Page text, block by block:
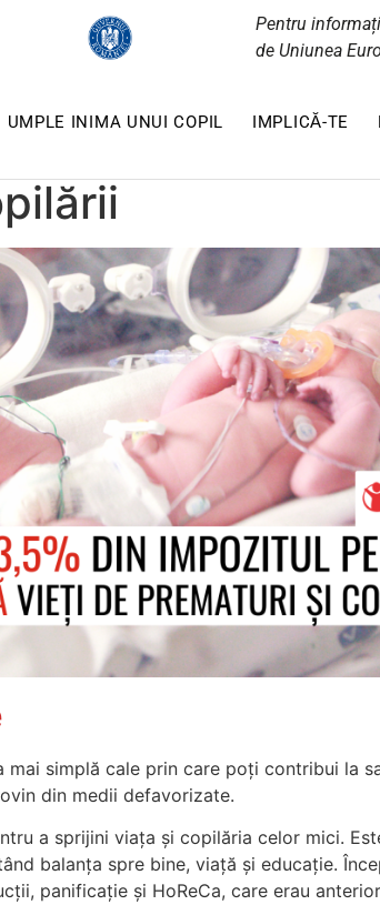
Pentru
de Uniunea
UMPLE INIMA UNUI COPIL IMPLICĂ-TE
mai simplă cale prin care poți contribui la
din medii defavorizate.
a sprijini viața și copilăria celor mici.
balanța spre bine, viață și educație.
panificație și HoReCa, care erau